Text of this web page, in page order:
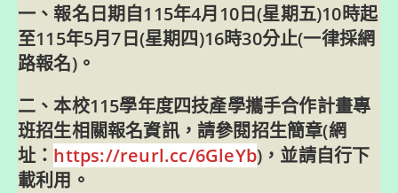
一、報名日期自115年4月10日(星期五)10時起
至115年5月7日(星期四)16時30分止(一律採網
路報名)。
二、本校115學年度四技產學攜手合作計畫專
班招生相關報名資訊，請參閱招生簡章(網
址： https://reurl.cc/6GleYb)，並請自行下
載利用。